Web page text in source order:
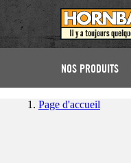
NOS PRODUITS
Page d'accueil